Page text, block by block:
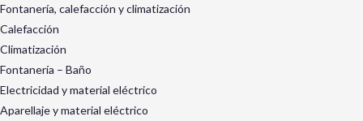
Fontanería, calefacción y climatización
Calefacción
Climatización
Fontanería – Baño
Electricidad y material eléctrico
Aparellaje y material eléctrico